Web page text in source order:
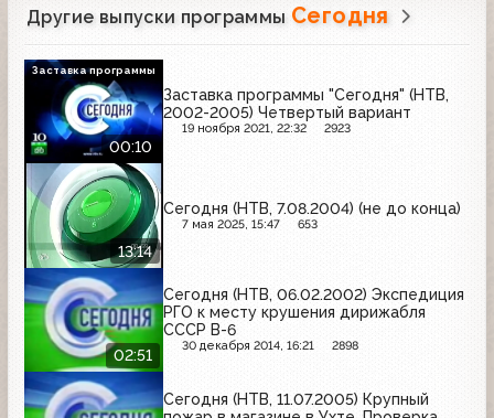
Другие выпуски программы Сегодня
00:10
Заставка программы "Сегодня" (НТВ,
2002-2005) Четвертый вариант
19 ноября 2021, 22:32 2923
Заставка программы
13:14
Сегодня (НТВ, 7.08.2004) (не до конца)
7 мая 2025, 15:47 653
02:51
Сегодня (НТВ, 06.02.2002) Экспедиция
РГО к месту крушения дирижабля
СССР В-6
30 декабря 2014, 16:21 2898
Сегодня (НТВ, 11.07.2005) Крупный